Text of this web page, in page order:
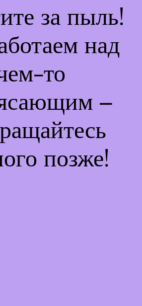
за пыль!
над
то
–
позже!